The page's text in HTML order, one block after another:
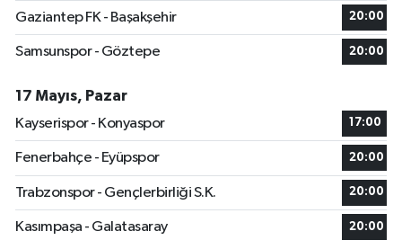
Gaziantep FK - Başakşehir 20:00
Samsunspor - Göztepe 20:00
17 Mayıs, Pazar
Kayserispor - Konyaspor
17:00
Fenerbahçe - Eyüpspor 20:00
Trabzonspor - Gençlerbirliği S.K. 20:00
Kasımpaşa - Galatasaray 20:00